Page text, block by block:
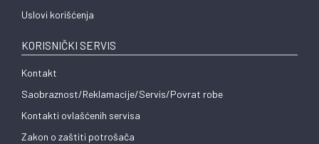
Uslovi korišćenja
KORISNIČKI SERVIS
Kontakt
Saobraznost/Reklamacije/Servis/Povrat robe
Kontakti ovlašćenih servisa
Zakon o zaštiti potrošača